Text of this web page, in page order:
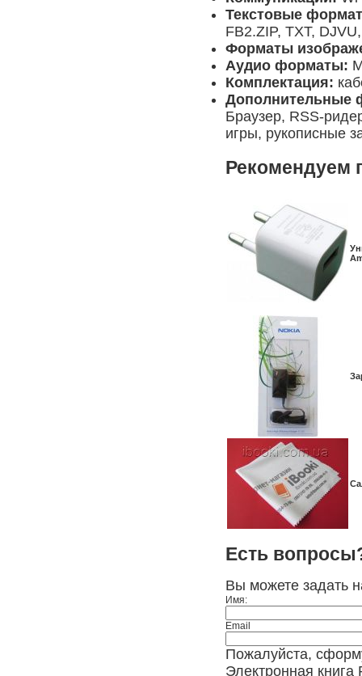
Текстовые
FB2.ZIP, TXT,
Форматы
Аудио форматы:
Комплектация:
Дополнительные
Браузер, RSS-
игры, рукописные
Рекомендуем
Есть
Вы можете задать
Имя:
Email
Пожалуйста,
Электронная книга